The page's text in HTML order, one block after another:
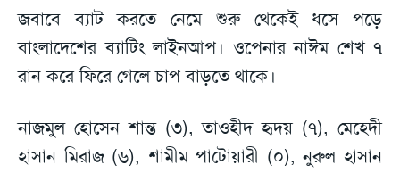
জবাবে ব্যাট করতে নেমে শুরু থেকেই ধসে পড়ে
বাংলাদেশের ব্যাটিং লাইনআপ। ওপেনার নাঈম শেখ ৭
রান করে ফিরে গেলে চাপ বাড়তে থাকে।
নাজমুল হোসেন শান্ত (৩), তাওহীদ হৃদয় (৭), মেহেদী
হাসান মিরাজ (৬), শামীম পাটোয়ারী (০), নুরুল হাসান